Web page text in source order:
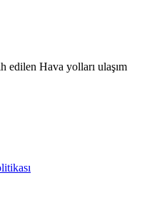
edilen Hava yolları ulaşım